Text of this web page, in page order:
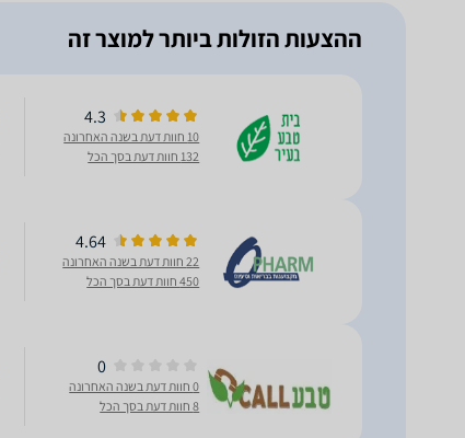
ההצעות הזולות ביותר למוצר זה
4.3
10 חוות דעת בשנה האחרונה
132 חוות דעת בסך הכל
4.64
22 חוות דעת בשנה האחרונה
450 חוות דעת בסך הכל
0
0 חוות דעת בשנה האחרונה
8 חוות דעת בסך הכל